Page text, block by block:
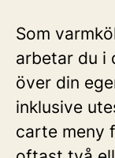
Som
arbetar du i
över din
inklusive
carte meny